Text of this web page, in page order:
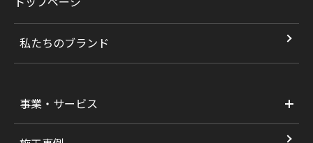
私たちのブランド
事業・サービス